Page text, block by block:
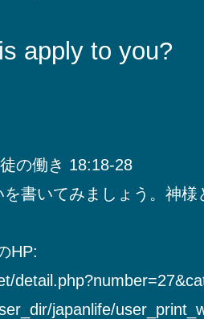
apply to you?
の働き 18:18-28
を書いてみましょう。神
HP:
japanlife/